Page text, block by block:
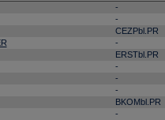
-
-
CEZPbl.PR
-
ERSTbl.PR
-
-
-
BKOMbl.PR
-